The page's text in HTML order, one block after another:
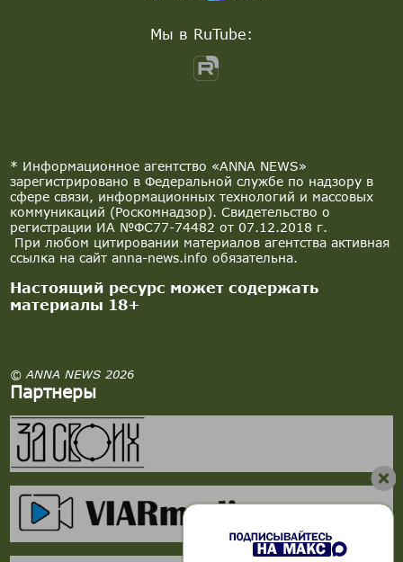
* Информационное агентство «ANNA NEWS»
зарегистрировано в Федеральной службе по надзору в
сфере связи, информационных технологий и массовых
коммуникаций (Роскомнадзор). Свидетельство о
регистрации ИА №ФС77-74482 от 07.12.2018 г.
При любом цитировании материалов агентства активная
ссылка на сайт anna-news.info обязательна.
Настоящий ресурс может содержать
материалы 18+
© ANNA NEWS 2026
Партнеры
Мы в RuTube: